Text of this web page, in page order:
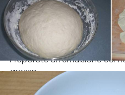
Preparate un'emulsione con
grosso.